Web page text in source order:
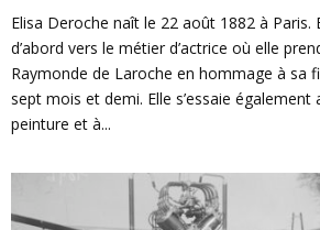
Elisa Deroche naît le 22 août 1882 à Paris.
d’abord vers le métier d’actrice où elle
Raymonde de Laroche en hommage à sa
sept mois et demi. Elle s’essaie également
peinture et à...